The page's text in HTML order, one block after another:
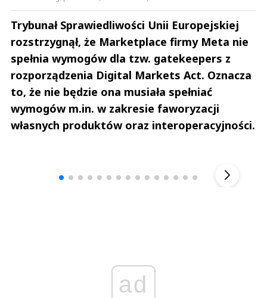
Trybunał Sprawiedliwości Unii Europejskiej
rozstrzygnął, że Marketplace firmy Meta nie
spełnia wymogów dla tzw. gatekeepers z
rozporządzenia Digital Markets Act. Oznacza
to, że nie będzie ona musiała spełniać
wymogów m.in. w zakresie faworyzacji
własnych produktów oraz interoperacyjności.
ad